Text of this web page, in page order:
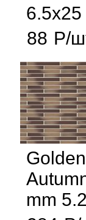
6.5x25
88 Р/
Golden
mm